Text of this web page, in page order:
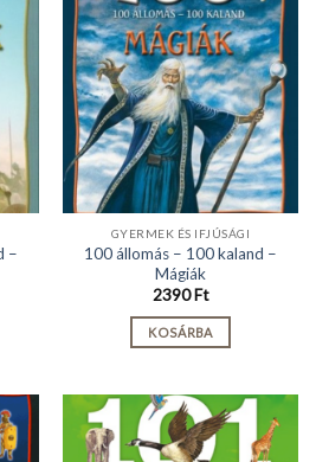
–
GYERMEK ÉS IFJÚSÁGI
100 állomás – 100 kaland –
Mágiák
2390Ft
KOSÁRBA